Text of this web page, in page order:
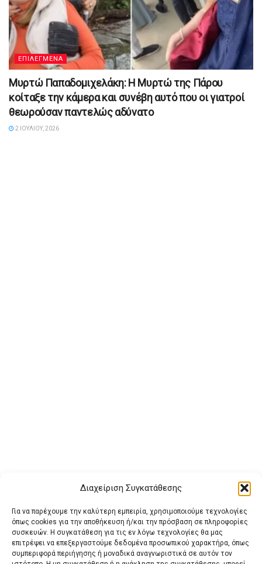
Διαχείριση Συγκατάθεσης
Για να παρέχουμε την καλύτερη εμπειρία, χρησιμοποιούμε τεχνολογίες
όπως cookies για την αποθήκευση ή/και την πρόσβαση σε πληροφορίες
συσκευών. Η συγκατάθεση για τις εν λόγω τεχνολογίες θα μας
επιτρέψει να επεξεργαστούμε δεδομένα προσωπικού χαρακτήρα, όπως
συμπεριφορά περιήγησης ή μοναδικά αναγνωριστικά σε αυτόν τον
ΕΠΙΛΕΓΜΕΝΑ
Μυρτώ Παπαδομιχελάκη: Η Μυρτώ της Πάρου
κοίταξε την κάμερα και συνέβη αυτό που οι γιατροί
θεωρούσαν παντελώς αδύνατο
2 ΙΟΥΛΊΟΥ, 2026